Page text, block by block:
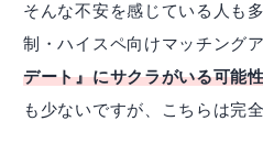
そんな不安を感じている人も
制・ハイスペ向けマッチング
デート』にサクラがいる可能
も少ないですが、こちらは完